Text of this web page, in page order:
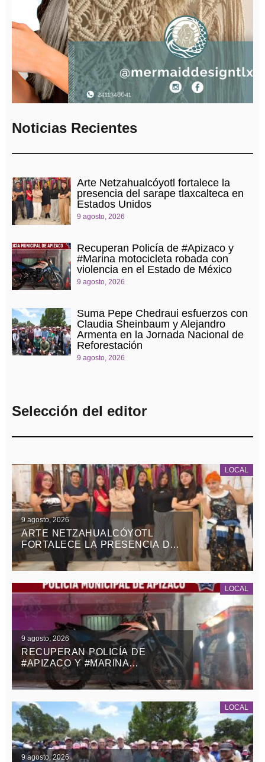
Noticias Recientes
Arte Netzahualcóyotl fortalece la
presencia del sarape tlaxcalteca en
Estados Unidos
9 agosto, 2026
Recuperan Policía de #Apizaco y
#Marina motocicleta robada con
violencia en el Estado de México
9 agosto, 2026
Suma Pepe Chedraui esfuerzos con
Claudia Sheinbaum y Alejandro
Armenta en la Jornada Nacional de
Reforestación
9 agosto, 2026
Selección del editor
LOCAL
9 agosto, 2026
ARTE NETZAHUALCÓYOTL
FORTALECE LA PRESENCIA DEL
SARAPE TLAXCALTECA EN
ESTADOS UNIDOS
LOCAL
9 agosto, 2026
RECUPERAN POLICÍA DE
#APIZACO Y #MARINA
MOTOCICLETA ROBADA CON
VIOLENCIA EN EL ESTADO DE
LOCAL
9 agosto, 2026